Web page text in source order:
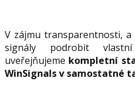
V zájmu transparentnosti,
signály podrobit
uveřejňujeme kompletní
WinSignals v samostatné